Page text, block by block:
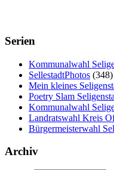
Serien
Kommunalwahl
SellestadtPhotos (348)
Mein kleines
Poetry Slam
Kommunalwahl
Landratswahl Kreis
Bürgermeisterwahl
Archiv